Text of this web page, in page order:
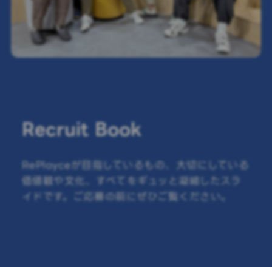
Recruit Book
RePlayceが目指しているもの、大切にしている
価値観や文化、
すべてをギュッと凝縮したスラ
イドです。ご応募の前にぜひご覧ください。